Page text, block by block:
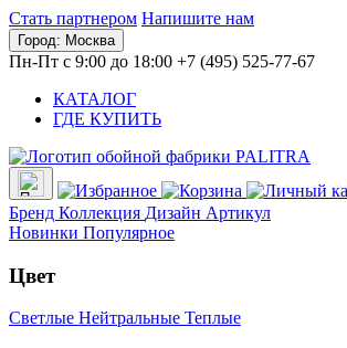
Стать партнером Напишите нам
Город: Москва
Пн-Пт с 9:00 до 18:00 +7 (495) 525-77-67
КАТАЛОГ
ГДЕ КУПИТЬ
Бренд Коллекция Дизайн Артикул
Новинки Популярное
Цвет
Светлые Нейтральные Теплые